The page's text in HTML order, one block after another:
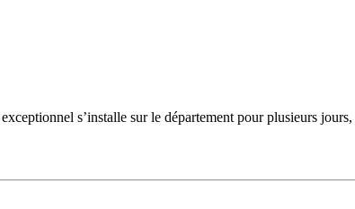
s’installe sur le département pour plusieurs jours,